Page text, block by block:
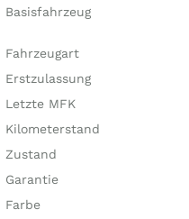
Basisfahrzeug
Fahrzeugart
Erstzulassung
Letzte MFK
Kilometerstand
Zustand
Garantie
Farbe